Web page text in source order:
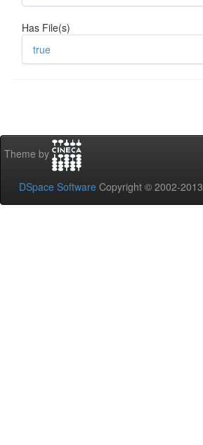
Has File(s)
true
Theme by
DSpace Software Copyright © 2002-2013